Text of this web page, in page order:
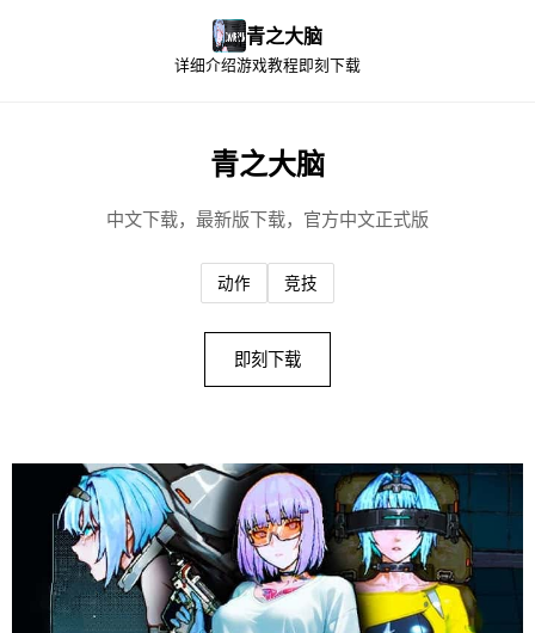
青之大脑
详细介绍游戏教程 即刻下载
青之大脑
中文下载，最新版下载，官方中文正式版
动作 竞技
即刻下载